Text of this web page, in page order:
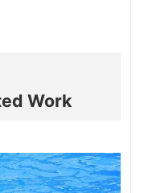
Work